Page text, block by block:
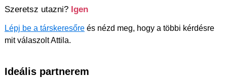
Szeretsz utazni? Igen
Lépj be a társkeresőre és nézd meg, hogy a többi kérdésre
mit válaszolt Attila.
Ideális partnerem